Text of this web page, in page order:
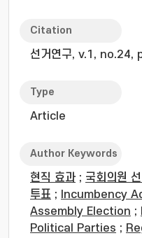
Citation
선거연구, v.1, no.24,
Type
Article
Author Keywords
현직 효과 ; 국회의원 선
투표 ; Incumbency
Assembly Election ;
Political Parties ;